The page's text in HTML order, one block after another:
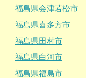
福島県会津若松市
福島県喜多方市
福島県田村市
福島県白河市
福島県福島市